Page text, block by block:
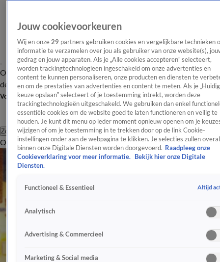
OverzichtAfleveringen Entertainment TV Algemeen
Tip
de redactieNieuwsbrief
Volg Shownieuws
Zoeken
OverzichtEntertainmentSpraakmakendRealityCrimeVideo's
Jouw cookievoorkeuren
Wij en onze 29 partners gebruiken cookies en vergelijkbare technieken
informatie te verzamelen over jou als gebruiker van onze website(s),
gedrag en jouw apparaten. Als je „Alle cookies accepteren” selecteert,
worden trackingtechnologieën ingeschakeld om onze advertenties en
content te kunnen personaliseren, onze producten en diensten te
en om de prestaties van advertenties en content te meten. Als je
keuze opslaan” selecteert of je toestemming intrekt, worden deze
trackingtechnologieën uitgeschakeld. We gebruiken dan enkel
essentiële cookies om de website goed te laten functioneren en veilig te
houden. Je kunt dit menu op ieder moment opnieuw openen om je
wijzigen of om je toestemming in te trekken door op de link Cookie-
instellingen onder aan de webpagina te klikken. Je selecties zullen overal
binnen onze Digitale Diensten worden doorgevoerd. Raadpleeg onze
Cookieverklaring voor meer informatie.
Bekijk hier onze Digitale
Diensten.
Functioneel & Essentieel Altijd
Analytisch
Advertising & Commercieel
Marketing & Social media